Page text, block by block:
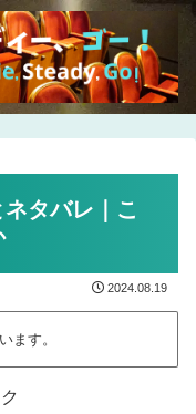
ネタバレ｜こ
2024.08.19
ます。